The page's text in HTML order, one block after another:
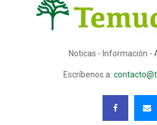
Noticas - Información -
Escríbenos a: